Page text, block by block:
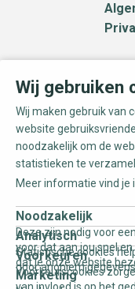
Wij gebruiken
Wij maken gebruik van
website
noodzakelijk om de
statistieken te
Meer informatie vind je
Noodzakelijk
Deze zijn nodig voor
voor dat aan jou snel
dat je onze website
Analytisch
Statistische cookies
door anoniem
Voorkeuren
Voorkeurscookies
Marketing